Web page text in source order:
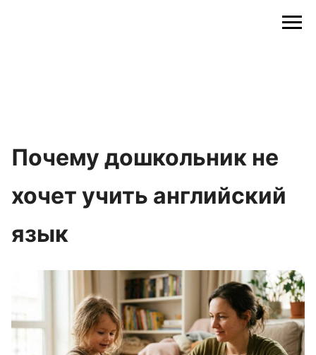
Почему дошкольник не
хочет учить английский
язык